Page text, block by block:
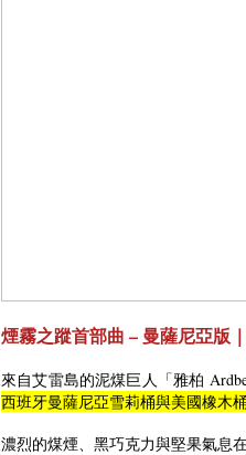
煙霧之蹤首部曲 – 曼薩尼亞版
來自艾雷島的泥煤巨人「雅柏
西班牙曼薩尼亞雪莉桶與美國橡木
濃烈的煤煙、黑巧克力與堅果氣息